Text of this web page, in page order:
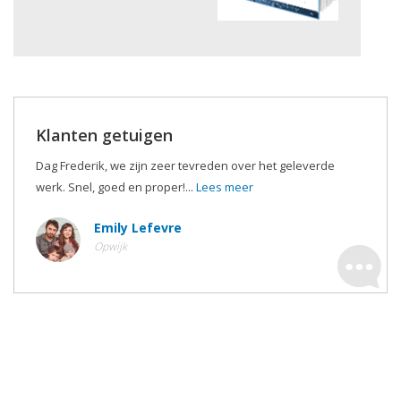
Klanten getuigen
Dag Frederik, we zijn zeer tevreden over het geleverde
werk. Snel, goed en proper!... Lees meer
Emily Lefevre
Opwijk